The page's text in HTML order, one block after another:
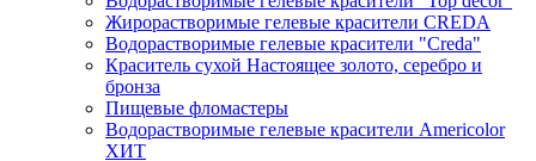
Жирорастворимые гелевые красители CREDA
Водорастворимые гелевые красители "Creda"
Краситель сухой Настоящее золото, серебро и
бронза
Пищевые фломастеры
Водорастворимые гелевые красители Americolor
ХИТ